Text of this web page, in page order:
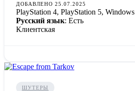
ДОБАВЛЕНО 25.07.2025
PlayStation 4, PlayStation 5, Windows
Русский язык: Есть
Клиентская
ШУТЕРЫ